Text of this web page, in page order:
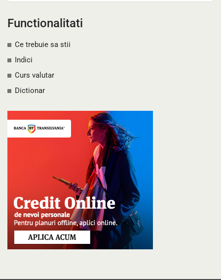
Functionalitati
Ce trebuie sa stii
Indici
Curs valutar
Dictionar